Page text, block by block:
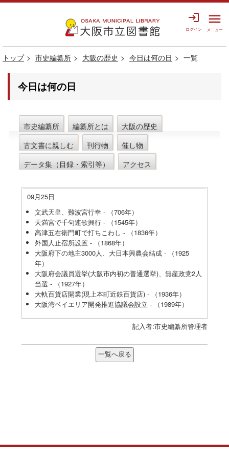
login
ログイン
menu
メニュー
トップ 市史編纂所 大阪の歴史 今日は何の日 一覧
今日は何の日
市史編纂所 編纂所とは
大阪の歴史
古文書に親しむ
刊行物
催し物
データ集（目録・索引等）
アクセス
09月25日
文武天皇、難波宮行幸 - （706年）
天満宮で千句連歌興行 - （1545年）
高津五右衛門町で打ちこわし - （1836年）
外国人止宿所設置 - （1868年）
大阪府下の地主3000人、大日本興農会結成 - （1925
年）
大阪府会議員選挙(大阪市内初の普通選挙)、無産政党2人
当選 - （1927年）
大軌百貨店開業(現上本町近鉄百貨店) - （1936年）
大阪湾ベイエリア開発推進協議会設立 - （1989年）
記入者:市史編纂所管理者